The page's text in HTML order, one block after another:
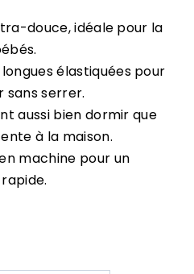
douce, idéale pour la
élastiquées pour
sans serrer.
aussi bien dormir que
à la maison.
machine pour un